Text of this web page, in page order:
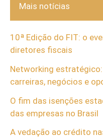
Mais notícias
10ª Edição do FIT: o
diretores fiscais
Networking
carreiras, negócios e
O fim das isenções
das empresas no Brasil
A vedação ao crédito